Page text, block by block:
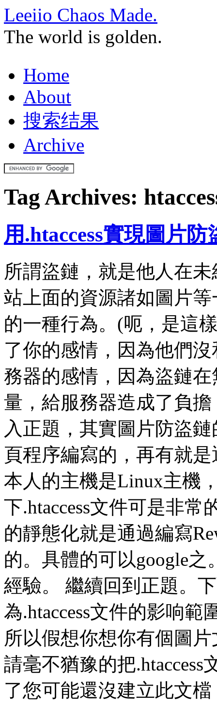
Leeiio Chaos Made.
The world is golden.
Home
About
搜索结果
Archive
Tag Archives:
用.htaccess實現圖片防
所謂盜鏈，就是他人在
站上面的資源諸如圖片
的一種行為。(呃，是這
了你的感情，因為他們
務器的感情，因為盜鏈
量，給服務器造成了負
入正題，其實圖片防盜
頁程序編寫的，再有就
本人的主機是Linux主機
下.htaccess文件可是非
的靜態化就是通過編寫
的。具體的可以google
經驗。 繼續回到正題。
為.htaccess文件的影响
所以假想你想你有個圖
請毫不猶豫的把
了您可能還沒建立此文